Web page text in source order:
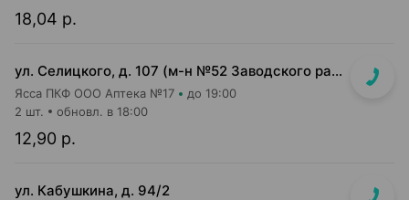
18,04 р.
ул. Селицкого, д. 107 (м-н №52 Заводского райпищеторга)
Ясса ПКФ ООО Аптека №17 до 19:00
12,90 р.
2 шт. обновл. в 18:00
ул. Кабушкина, д. 94/2